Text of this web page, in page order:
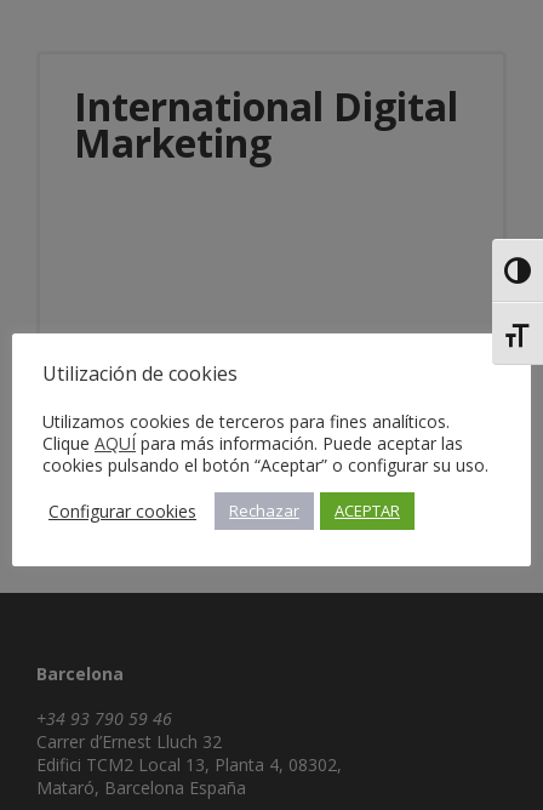
International Digital
Marketing
Barcelona
+34 93 790 59 46
Carrer d’Ernest Lluch 32
Edifici TCM2 Local 13, Planta 4, 08302,
Mataró, Barcelona España
Utilización de cookies
Utilizamos cookies de terceros para fines analíticos.
Clique AQUÍ para más información. Puede aceptar las
cookies pulsando el botón “Aceptar” o configurar su uso.
Configurar cookies
Rechazar ACEPTAR